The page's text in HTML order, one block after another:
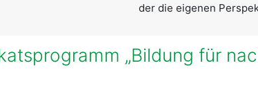
der die eigenen
„Bildung für